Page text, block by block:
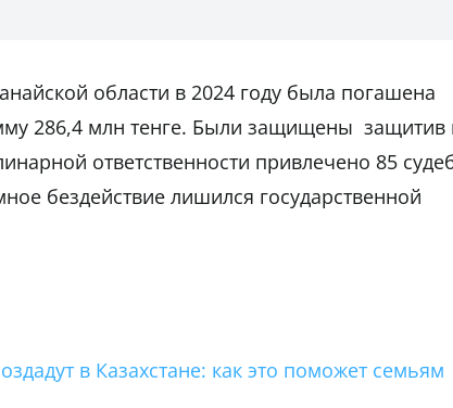
области в 2024 году была погашена
286,4 млн тенге. Были защищены защитив
ответственности привлечено 85
бездействие лишился государственной
в Казахстане: как это поможет семьям